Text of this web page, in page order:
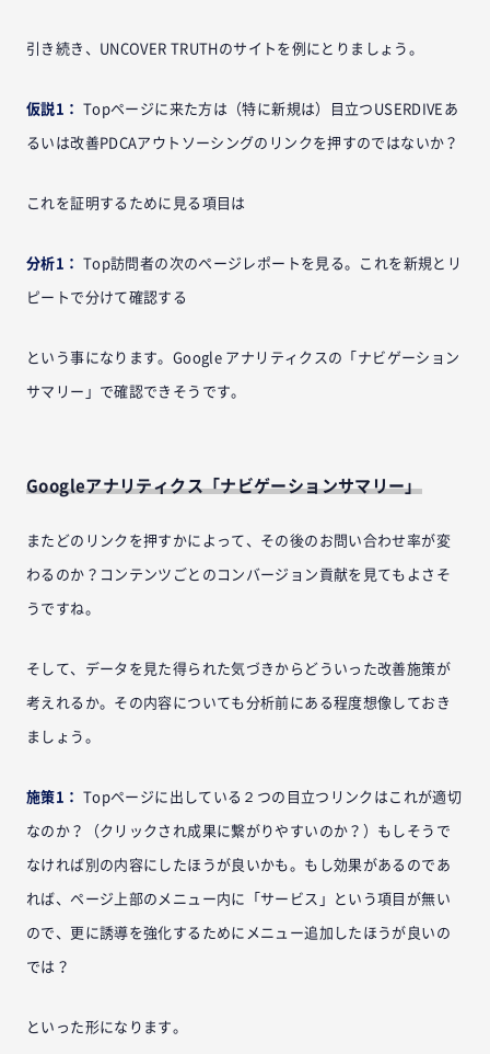
引き続き、UNCOVER TRUTHのサイトを例にとりましょう。
仮説1： Topページに来た方は（特に新規は）目立つUSERDIVEあ
るいは改善PDCAアウトソーシングのリンクを押すのではないか？
これを証明するために見る項目は
分析1： Top訪問者の次のページレポートを見る。これを新規とリ
ピートで分けて確認する
という事になります。Google アナリティクスの「ナビゲーション
サマリー」で確認できそうです。
Googleアナリティクス「ナビゲーションサマリー」
またどのリンクを押すかによって、その後のお問い合わせ率が変
わるのか？コンテンツごとのコンバージョン貢献を見てもよさそ
うですね。
そして、データを見た得られた気づきからどういった改善施策が
考えれるか。その内容についても分析前にある程度想像しておき
ましょう。
施策1： Topページに出している２つの目立つリンクはこれが適切
なのか？（クリックされ成果に繋がりやすいのか？）もしそうで
なければ別の内容にしたほうが良いかも。もし効果があるのであ
れば、ページ上部のメニュー内に「サービス」という項目が無い
ので、更に誘導を強化するためにメニュー追加したほうが良いの
では？
といった形になります。